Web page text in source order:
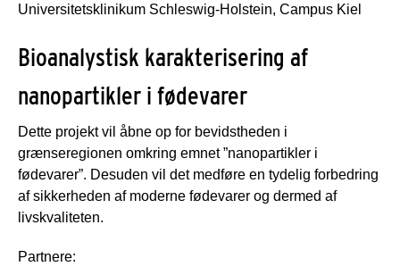
Universitetsklinikum Schleswig-Holstein, Campus Kiel
Bioanalystisk karakterisering af
nanopartikler i fødevarer
Dette projekt vil åbne op for bevidstheden i
grænseregionen omkring emnet ”nanopartikler i
fødevarer”. Desuden vil det medføre en tydelig forbedring
af sikkerheden af moderne fødevarer og dermed af
livskvaliteten.
Partnere: